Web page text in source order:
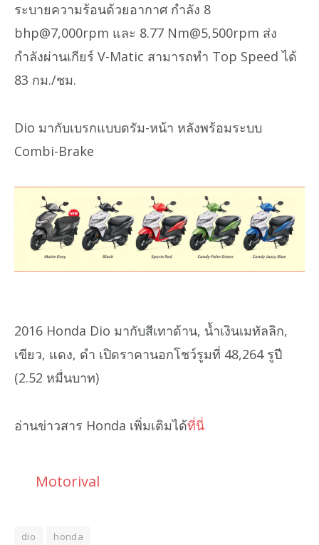
ระบายความร้อนด้วยอากาศ กำลัง 8
bhp@7,000rpm และ 8.77 Nm@5,500rpm ส่ง
กำลังผ่านเกียร์ V-Matic สามารถทำ Top Speed ได้
83 กม./ชม.
Dio มากับเบรกแบบดรัม-หน้า หลังพร้อมระบบ
Combi-Brake
2016 Honda Dio มากับสีเทาด้าน, น้ำเงินเมทัลลิก,
เขียว, แดง, ดำ เปิดราคานอกโชว์รูมที่ 48,264 รูปี
(2.52 หมื่นบาท)
อ่านข่าวสาร Honda เพิ่มเติมได้ที่นี่
Motorival
dio honda